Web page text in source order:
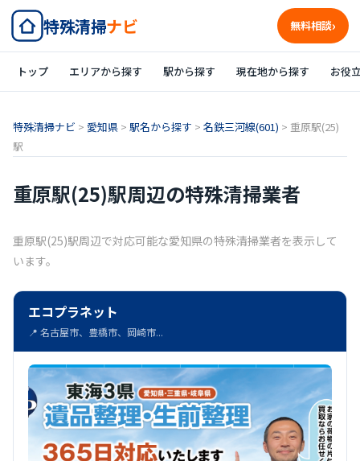
特殊清掃ナビ 無料相談
トップ エリアから探す 駅から探す 現在地から探す お役
特殊清掃ナビ > 愛知県 > 駅名から探す > 名鉄三河線(601) > 重原駅(25)
駅
重原駅(25)駅周辺の特殊清掃業者
重原駅(25)駅周辺で対応可能な愛知県の特殊清掃業者を表示して
います。
エコプラネット
📍 名古屋市、豊橋市、岡崎市...